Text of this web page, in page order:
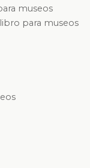
museos
para museos